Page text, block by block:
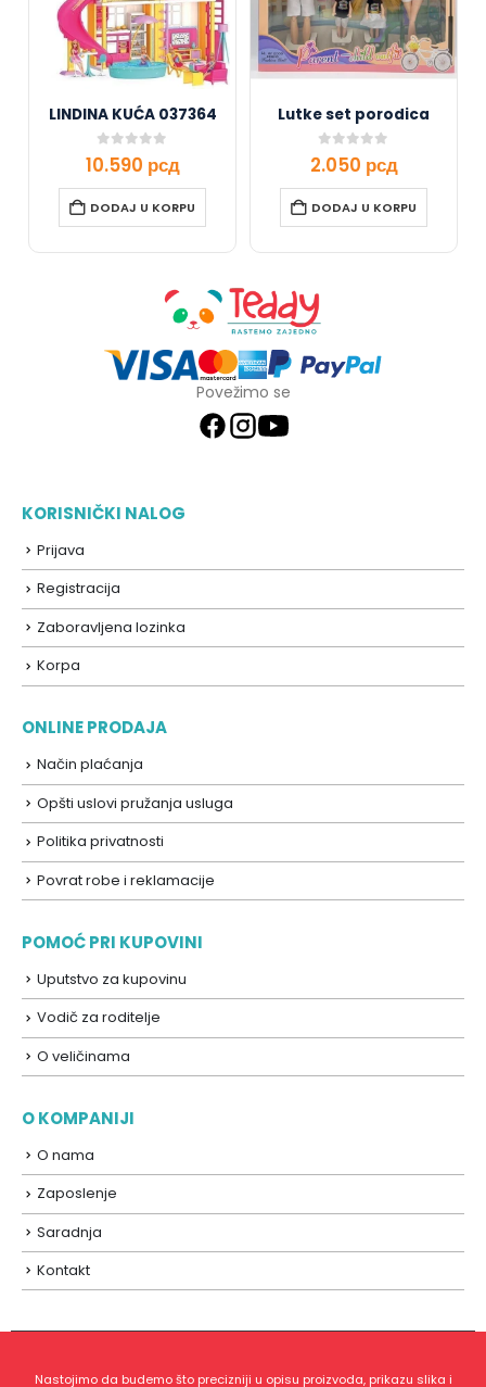
LINDINA KUĆA 037364
0 out of 5
10.590 рсд
DODAJ U KORPU
Lutke set porodica
0 out of 5
2.050 рсд
DODAJ U KORPU
Povežimo se
KORISNIČKI NALOG
Prijava
Registracija
Zaboravljena lozinka
Korpa
ONLINE PRODAJA
Način plaćanja
Opšti uslovi pružanja usluga
Politika privatnosti
Povrat robe i reklamacije
POMOĆ PRI KUPOVINI
Uputstvo za kupovinu
Vodič za roditelje
O veličinama
O KOMPANIJI
O nama
Zaposlenje
Saradnja
Kontakt
Nastojimo da budemo što precizniji u opisu proizvoda, prikazu slika i